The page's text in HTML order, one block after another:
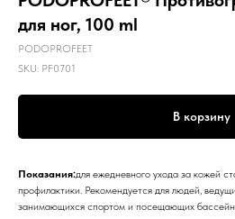
для ног, 100 ml
PODOPROFEET
SKU: PF0701
В корзину
Показания:для ежедневного ухода за кожей
профилактики. Рекомендуется для людей,
занимающихся спортом и посещающих